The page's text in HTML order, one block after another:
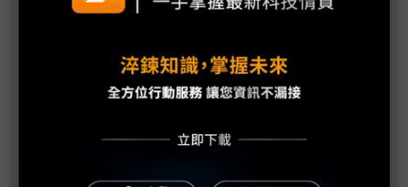
議題精選－供應鏈看川普回歸
川普什麼都敢要 經長：台積2奈米終究會去美國
晶片流入華為恐損信任 台灣關鍵技術管制待檢討？
中國內憂外患問題不斷 台商出走與關廠情勢恐擴大